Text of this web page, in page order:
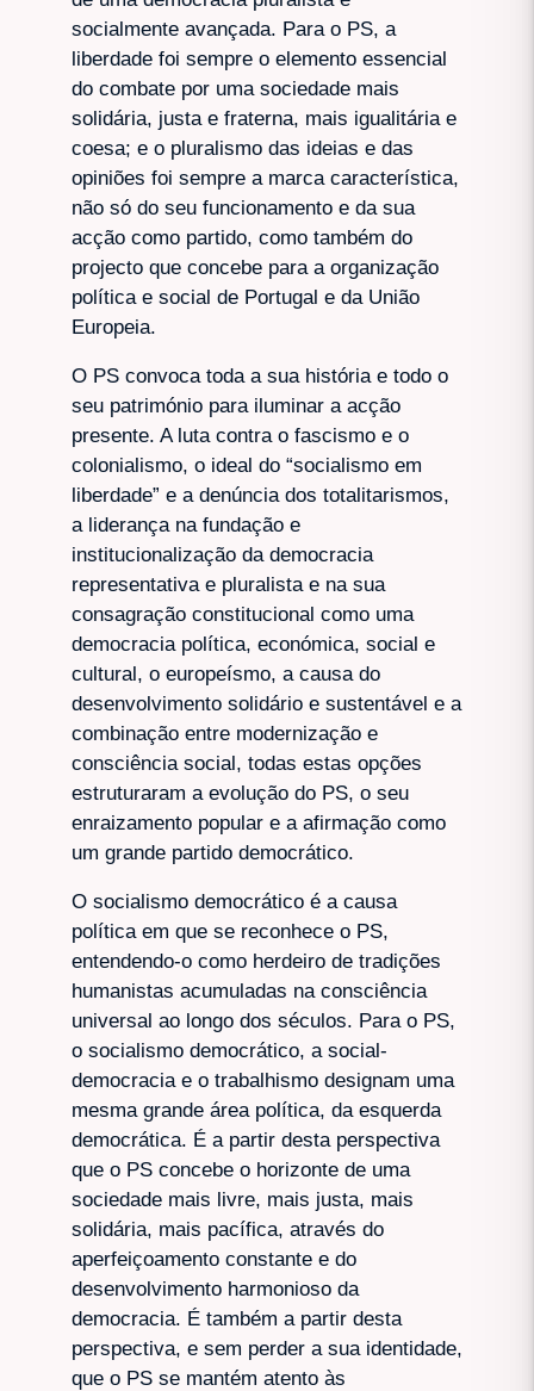
socialmente avançada. Para o PS, a
liberdade foi sempre o elemento essencial
do combate por uma sociedade mais
solidária, justa e fraterna, mais igualitária e
coesa; e o pluralismo das ideias e das
opiniões foi sempre a marca característica,
não só do seu funcionamento e da sua
acção como partido, como também do
projecto que concebe para a organização
política e social de Portugal e da União
Europeia.
O PS convoca toda a sua história e todo o
seu património para iluminar a acção
presente. A luta contra o fascismo e o
colonialismo, o ideal do “socialismo em
liberdade” e a denúncia dos totalitarismos,
a liderança na fundação e
institucionalização da democracia
representativa e pluralista e na sua
consagração constitucional como uma
democracia política, económica, social e
cultural, o europeísmo, a causa do
desenvolvimento solidário e sustentável e a
combinação entre modernização e
consciência social, todas estas opções
estruturaram a evolução do PS, o seu
enraizamento popular e a afirmação como
um grande partido democrático.
O socialismo democrático é a causa
política em que se reconhece o PS,
entendendo-o como herdeiro de tradições
humanistas acumuladas na consciência
universal ao longo dos séculos. Para o PS,
o socialismo democrático, a social-
democracia e o trabalhismo designam uma
mesma grande área política, da esquerda
democrática. É a partir desta perspectiva
que o PS concebe o horizonte de uma
sociedade mais livre, mais justa, mais
solidária, mais pacífica, através do
aperfeiçoamento constante e do
desenvolvimento harmonioso da
democracia. É também a partir desta
perspectiva, e sem perder a sua identidade,
que o PS se mantém atento às